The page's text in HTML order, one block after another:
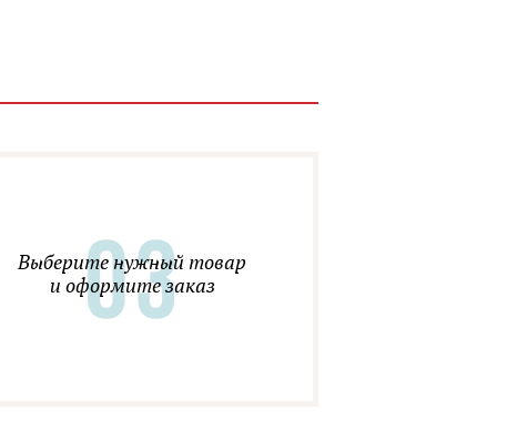
Выберите нужный товар
и оформите заказ